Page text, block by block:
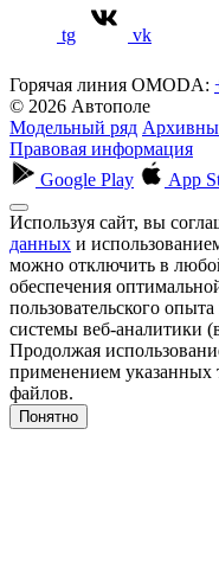
tg vk
Горячая линия OMODA:
© 2026 Автополе
Модельный ряд
Правовая информация
Google Play
App
Используя сайт, вы
данных и
можно отключить в
обеспечения
пользовательского
системы веб-аналитики
Продолжая
применением указанных
файлов.
Понятно